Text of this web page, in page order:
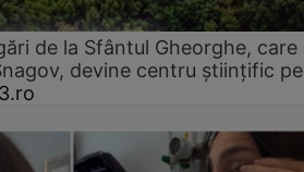
de la Sfântul Gheorghe, care
devine centru științific